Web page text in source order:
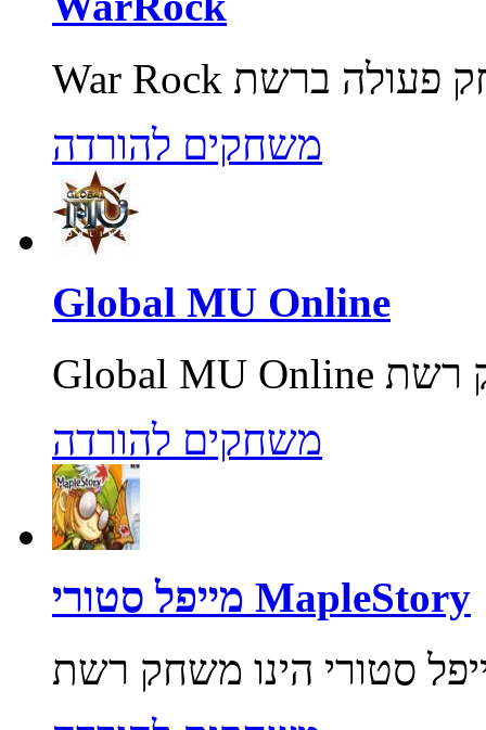
משחקים להורדה
Global MU Online
משחקים להורדה
מייפל סטורי MapleStory